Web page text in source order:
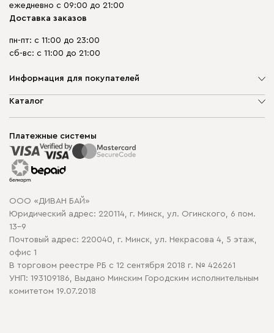
ежедневно с 09:00 до 21:00
Доставка заказов
пн-пт: с 11:00 до 23:00
сб-вс: с 11:00 до 21:00
Информация для покупателей
О компании
Способы оплаты
Рассрочка и кредит
Гарантия
Карта сайта
Политика конфиденциальности
Политика в отношении обработки cookie
Каталог
Корпусная мебель
Распродажа мебели
Платежные системы
ООО «ДИВАН БАЙ»
Юридический адрес: 220114, г. Минск, ул. Огинского, 6 пом.
13-9
Почтовый адрес: 220040, г. Минск, ул. Некрасова 4, 5 этаж,
офис 1
В торговом реестре РБ с 12 сентября 2018 г. № 426261
УНП: 193109186, Выдано Минским Городским исполнительным
комитетом 19.07.2018